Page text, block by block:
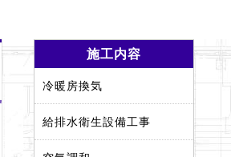
施工内容
冷暖房換気
給排水衛生設備工事